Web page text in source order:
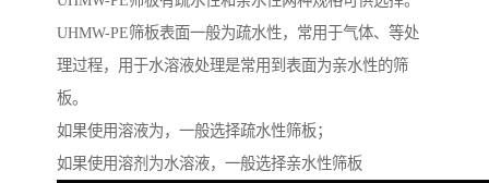
UHMW-PE筛板表面一般为疏水性，常用于气体、等处
理过程，用于水溶液处理是常用到表面为亲水性的筛
板。
如果使用溶液为，一般选择疏水性筛板；
如果使用溶剂为水溶液，一般选择亲水性筛板